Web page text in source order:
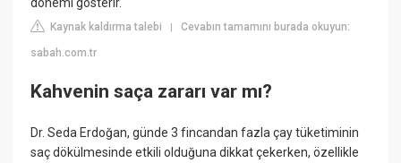
Kaynak kaldırma talebi |Cevabın tamamını burada okuyun:
sabah.com.tr
Kahvenin saça zararı var mı?
Dr. Seda Erdoğan, günde 3 fincandan fazla çay tüketiminin
saç dökülmesinde etkili olduğuna dikkat çekerken, özellikle